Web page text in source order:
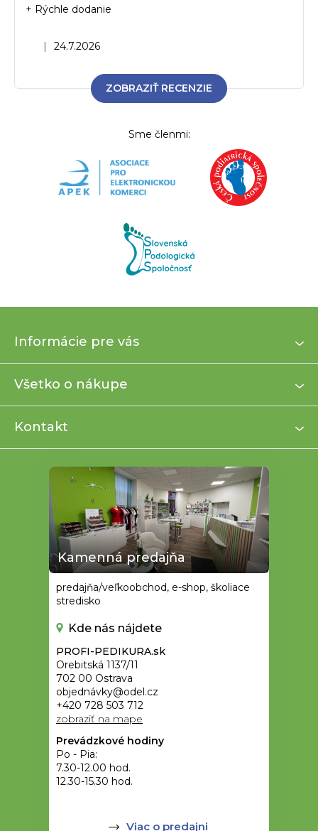
Hodnotenie obchodu je 5 z 5 hviezdičiek.
| 24.7.2026
+ Rýchle dodanie
ZOBRAZIŤ RECENZIE
Sme členmi:
p
t
Informácie pre vás
Všetko o nákupe
Kontakt
Kamenná predajňa
predajňa/veľkoobchod, e-shop, školiace
stredisko
Kde nás nájdete
PROFI-PEDIKURA.sk
Orebitská 1137/11
702 00 Ostrava
objednávky@odel.cz
+420 728 503 712
zobraziť na mape
Prevádzkové hodiny
Po - Pia:
7.30-12.00 hod.
12.30-15.30 hod.
Viac o predajni